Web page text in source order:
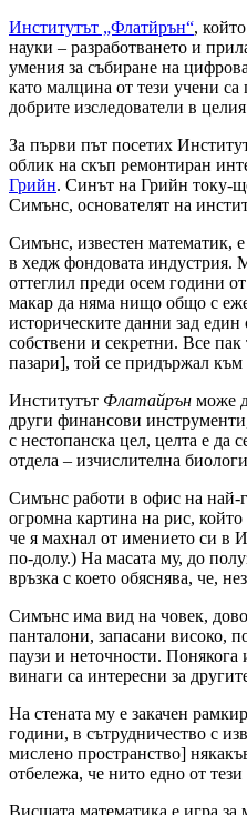
Институтът „Флатйрън“,
науки – разработването и
умения за събиране на
като малцина от тези учени
добрите изследователи в
За първи път посетих
облик на скъп ремонтиран
Грийн. Синът на Грийн току-
Симънс, основателят на
Симънс, известен математик,
в хедж фондовата индустрия.
оттеглил преди осем години
макар да няма нищо общо с
историческите данни зад
собствени и секретни. Все
пазари], той се придържал към
Институтът Флатайрън може
други финансови
с нестопанска цел, целта е да
отдела – изчислителна
Симънс работи в офис на най-
огромна картина на рис,
че я махнал от имението си в
по-долу.) На масата му, до
връзка с което обяснява, че,
Симънс има вид на човек,
панталони, запасани високо,
паузи и неточности. Понякога
винаги са интересни за
На стената му е закачен
години, в сътрудничество с
мислено пространство]
отбележа, че нито едно от
Висшата математика е игра